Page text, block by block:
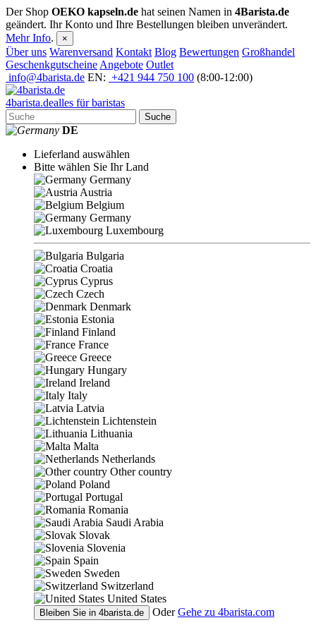
Der Shop OEKO kapseln.de hat seinen Namen in 4Barista.de
geändert. Ihr Konto und Ihre Bestellungen bleiben unverändert.
Mehr Info. ×
Über uns Warenversand Kontakt Blog Bewertungen Großhandel
Geschenkgutscheine Angebote Outlet
info@4barista.de EN: +421 944 750 100 (8:00-12:00)
4barista.dealles für baristas
Suche
DE
Lieferland auswählen
Bitte wählen Sie Ihr Land
Germany
Austria
Belgium
Germany
Luxembourg
Bulgaria
Croatia
Cyprus
Czech
Denmark
Estonia
Finland
France
Greece
Hungary
Ireland
Italy
Latvia
Lichtenstein
Lithuania
Malta
Netherlands
Other country
Poland
Portugal
Romania
Saudi Arabia
Slovak
Slovenia
Spain
Sweden
Switzerland
United States
Bleiben Sie in 4barista.de Oder Gehe zu 4barista.com